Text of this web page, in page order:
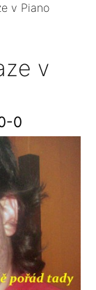
v Piano
v
0